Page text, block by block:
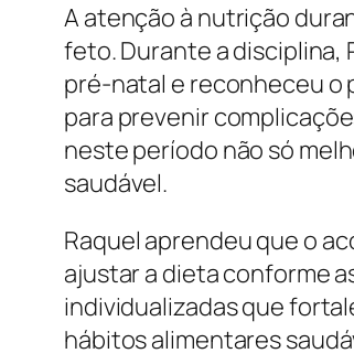
A atenção à nutrição
feto. Durante a
pré-natal e reconheceu o
para prevenir
neste período não só
saudável.
Raquel aprendeu que o
ajustar a dieta conforme
individualizadas que
hábitos alimentares